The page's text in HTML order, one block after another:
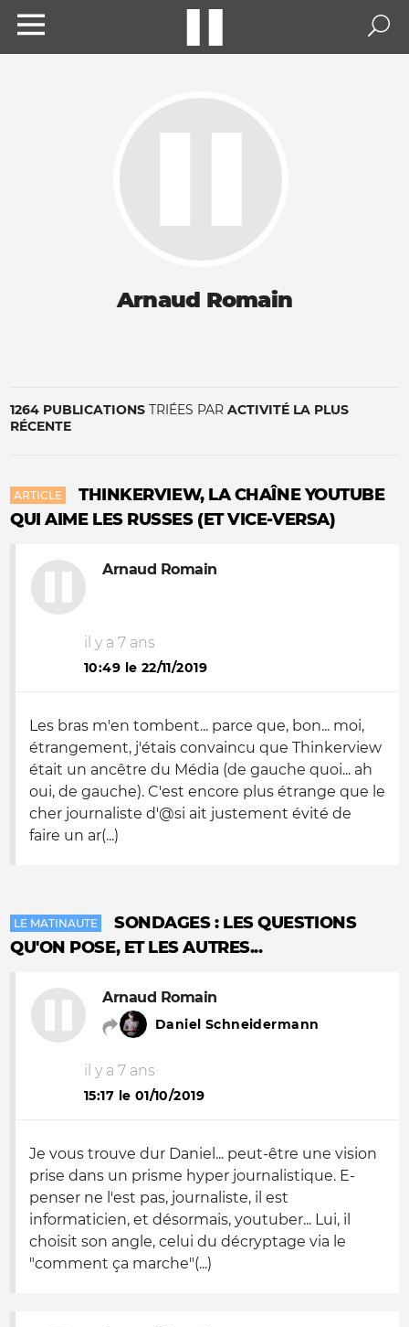
Arnaud Romain
1264 PUBLICATIONS TRIÉES PAR ACTIVITÉ LA PLUS
RÉCENTE
ARTICLE
THINKERVIEW, LA CHAÎNE YOUTUBE
QUI AIME LES RUSSES (ET VICE-VERSA)
Arnaud Romain
il y a 7 ans
10:49 le 22/11/2019
Les bras m'en tombent... parce que, bon... moi,
étrangement, j'étais convaincu que Thinkerview
était un ancêtre du Média (de gauche quoi... ah
oui, de gauche). C'est encore plus étrange que le
cher journaliste d'@si ait justement évité de
faire un ar(...)
LE MATINAUTE
SONDAGES : LES QUESTIONS
QU'ON POSE, ET LES AUTRES...
Arnaud Romain
Daniel Schneidermann
il y a 7 ans
15:17 le 01/10/2019
Je vous trouve dur Daniel... peut-être une vision
prise dans un prisme hyper journalistique. E-
penser ne l'est pas, journaliste, il est
informaticien, et désormais, youtuber... Lui, il
choisit son angle, celui du décryptage via le
"comment ça marche"(...)